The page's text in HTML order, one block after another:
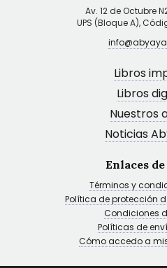
Av. 12 de Octubre
UPS (Bloque A),
Libros
Libros
Nuestros
Noticias
Enlaces
Términos y
Política de protección
Condiciones
Políticas de
Cómo accedo a